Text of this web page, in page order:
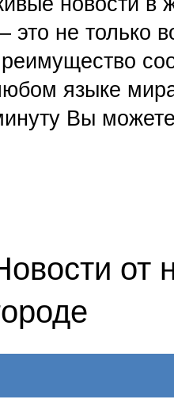
это не только
языке
Вы
от